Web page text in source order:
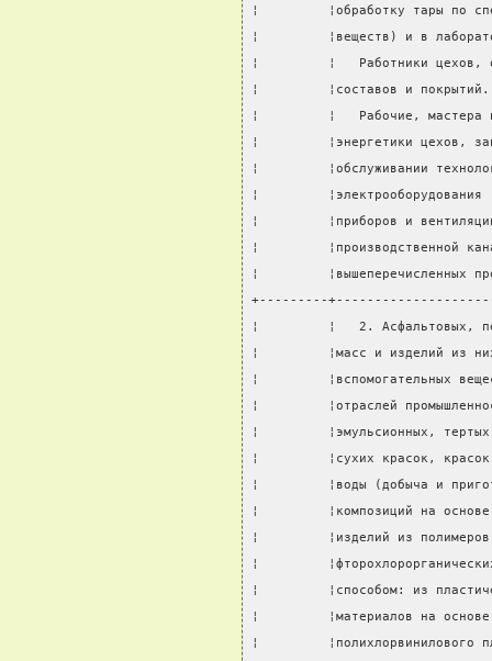
¦         ¦обработку тары по
¦         ¦веществ) и в
¦         ¦   Работники цехов,
¦         ¦составов и
¦         ¦   Рабочие, мастера
¦         ¦энергетики цехов,
¦         ¦обслуживании
¦         ¦электрооборудования
¦         ¦приборов и
¦         ¦производственной
¦         ¦вышеперечисленных
+---------
¦         ¦   2. Асфальтовых,
¦         ¦масс и изделий из
¦         ¦вспомогательных
¦         ¦отраслей
¦         ¦эмульсионных,
¦         ¦сухих красок, красок
¦         ¦воды (добыча и
¦         ¦композиций на
¦         ¦изделий из
¦
¦         ¦способом: из
¦         ¦материалов на
¦         ¦полихлорвинилового